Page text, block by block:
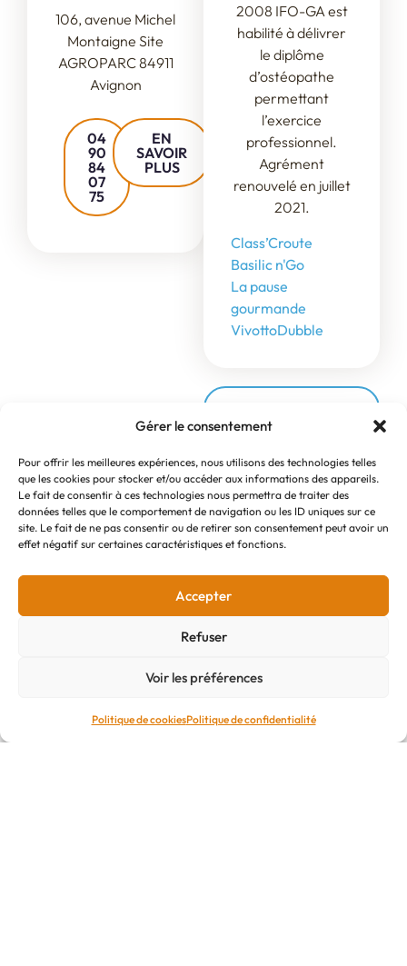
Gérer le consentement
Pour offrir les meilleures expériences, nous utilisons des technologies telles
que les cookies pour stocker et/ou accéder aux informations des appareils.
Le fait de consentir à ces technologies nous permettra de traiter des
données telles que le comportement de navigation ou les ID uniques sur ce
site. Le fait de ne pas consentir ou de retirer son consentement peut avoir un
effet négatif sur certaines caractéristiques et fonctions.
Accepter
Refuser
Voir les préférences
Politique de cookiesPolitique de confidentialité
106, avenue Michel
Montaigne Site
AGROPARC 84911
Avignon
04
90
84
07
75
EN
SAVOIR
PLUS
2008 IFO-GA est
habilité à délivrer
le diplôme
d’ostéopathe
permettant
l’exercice
professionnel.
Agrément
renouvelé en juillet
2021.
Class’Croute
Basilic n'Go
La pause
gourmande
VivottoDubble
Vous souhaitez intégrer notre école ?
S'INSCRIRE